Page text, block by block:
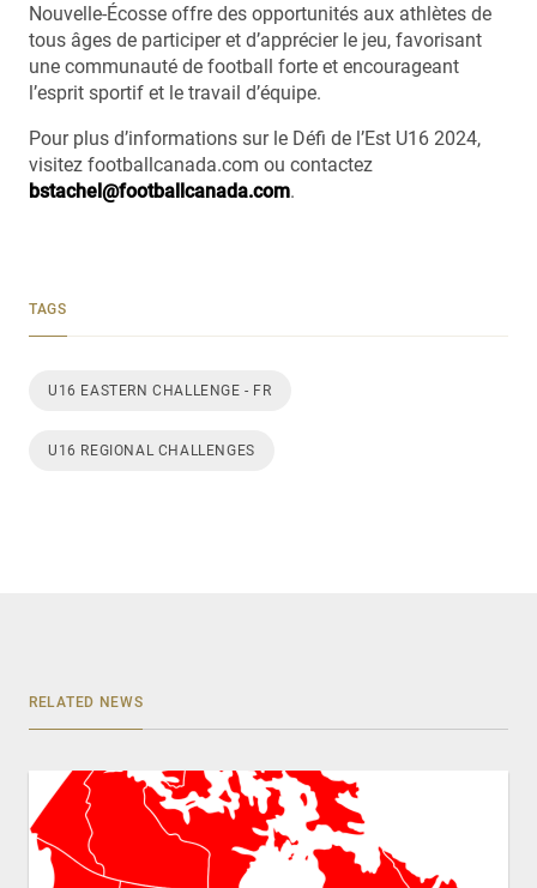
Nouvelle-Écosse offre des opportunités aux athlètes de
tous âges de participer et d’apprécier le jeu, favorisant
une communauté de football forte et encourageant
l’esprit sportif et le travail d’équipe.
Pour plus d’informations sur le Défi de l’Est U16 2024,
visitez footballcanada.com ou contactez
bstachel@footballcanada.com.
TAGS
U16 EASTERN CHALLENGE - FR
U16 REGIONAL CHALLENGES
RELATED NEWS